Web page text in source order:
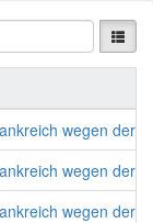
wegen der
wegen der
wegen der